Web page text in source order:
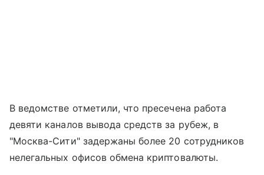
В ведомстве отметили, что пресечена работа
девяти каналов вывода средств за рубеж, в
"Москва-Сити" задержаны более 20 сотрудников
нелегальных офисов обмена криптовалюты.